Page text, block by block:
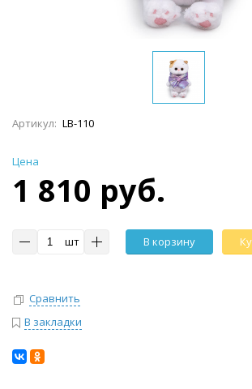
Артикул: LB-110
Цена
1 810 руб.
шт В корзину
Сравнить
В закладки